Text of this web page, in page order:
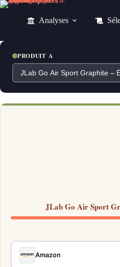
Passer
Analyses
PRODUIT A
JLab Go Air Sport
Amazon